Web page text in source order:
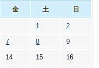
金 土 日
1 2
7 8 9
14 15 16